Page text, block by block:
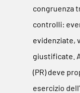
congruenza
controlli:
evidenziate,
giustificate.
(PR) deve
esercizio